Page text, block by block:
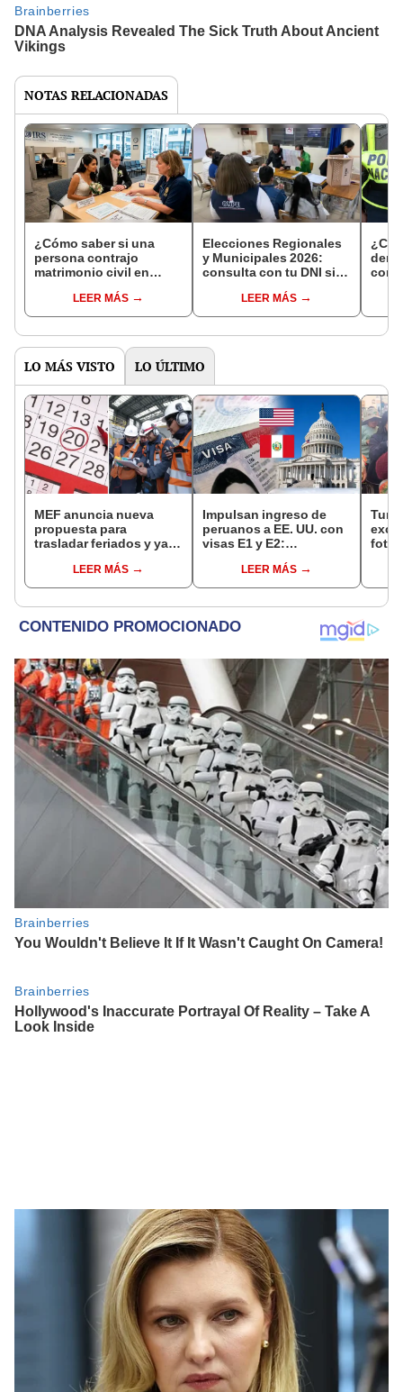
NOTAS RELACIONADAS
¿Cómo saber si una
persona contrajo
matrimonio civil en
LEER MÁS
Elecciones Regionales
y Municipales 2026:
consulta con tu DNI si
de mesa para este 4 de
octubre en el link oficial
LEER MÁS
con
LO MÁS VISTO LO ÚLTIMO
MEF anuncia nueva
propuesta para
trasladar feriados y ya
“Lunes es mejor día”
LEER MÁS
Impulsan ingreso de
peruanos a EE. UU. con
visas E1 y E2:
pymes serían los más
beneficiados
LEER MÁS